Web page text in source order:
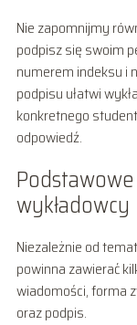
Nie zapomnijmy
podpisz się swoim
numerem indeksu i
podpisu ułatwi
konkretnego
odpowiedź.
wykładowcy
Niezależnie od
powinna zawierać
wiadomości, forma
oraz podpis.